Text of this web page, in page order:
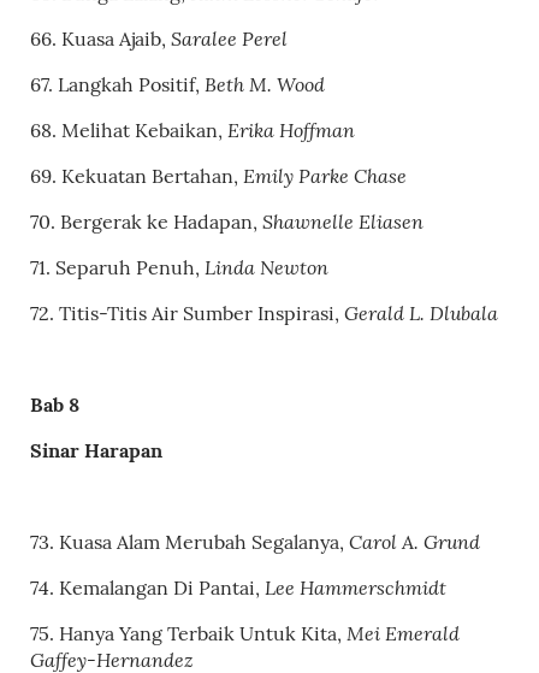
66. Kuasa Ajaib, Saralee Perel
67. Langkah Positif, Beth M. Wood
68. Melihat Kebaikan, Erika Hoffman
69. Kekuatan Bertahan, Emily Parke Chase
70. Bergerak ke Hadapan, Shawnelle Eliasen
71. Separuh Penuh, Linda Newton
72. Titis-Titis Air Sumber Inspirasi, Gerald L. Dlubala
Bab 8
Sinar Harapan
73. Kuasa Alam Merubah Segalanya, Carol A. Grund
74. Kemalangan Di Pantai, Lee Hammerschmidt
75. Hanya Yang Terbaik Untuk Kita, Mei Emerald
Gaffey-Hernandez